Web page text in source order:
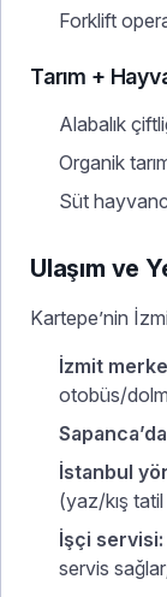
Forklift
Tarım +
Alabalık
Organik
Süt
Ulaşım ve
Kartepe’nin
İzmit
otobüs/
İstanbul
(yaz/kış tatil
İşçi servisi:
servis